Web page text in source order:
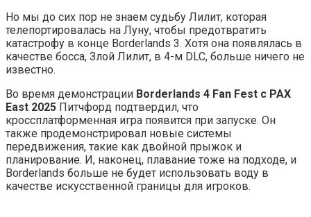
Но мы до сих пор не знаем судьбу Лилит, которая
телепортировалась на Луну, чтобы предотвратить
катастрофу в конце Borderlands 3. Хотя она появлялась в
качестве босса, Злой Лилит, в 4-м DLC, больше ничего не
известно.
Во время демонстрации Borderlands 4 Fan Fest с PAX
East 2025 Питчфорд подтвердил, что
кроссплатформенная игра появится при запуске. Он
также продемонстрировал новые системы
передвижения, такие как двойной прыжок и
планирование. И, наконец, плавание тоже на подходе, и
Borderlands больше не будет использовать воду в
качестве искусственной границы для игроков.